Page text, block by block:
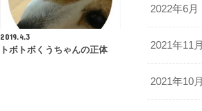
2019.4.3
トボトボくうちゃんの正体
2022年6月
2021年11月
2021年10月